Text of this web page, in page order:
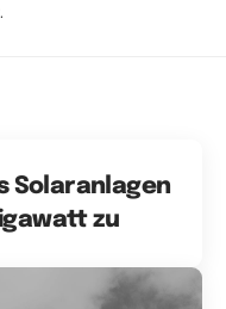
Solaranlagen
zu